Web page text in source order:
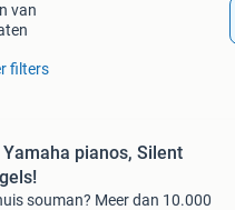
van
filters
pianos, Silent
souman? Meer dan 10.000